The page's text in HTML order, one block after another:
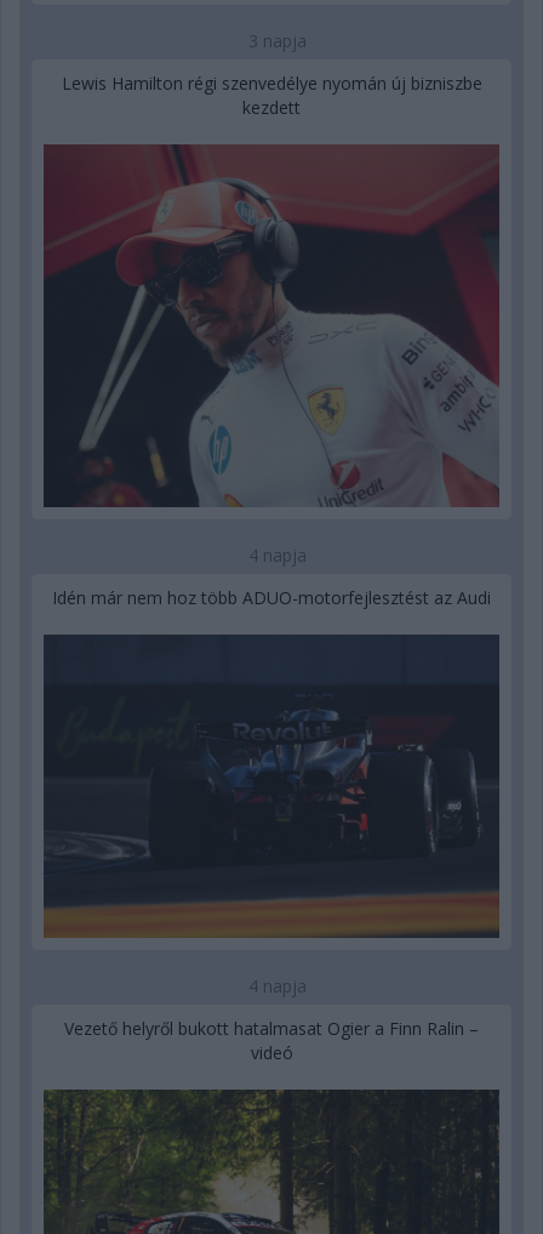
3 napja
Lewis Hamilton régi szenvedélye nyomán új bizniszbe
kezdett
4 napja
Idén már nem hoz több ADUO-motorfejlesztést az Audi
4 napja
Vezető helyről bukott hatalmasat Ogier a Finn Ralin –
videó